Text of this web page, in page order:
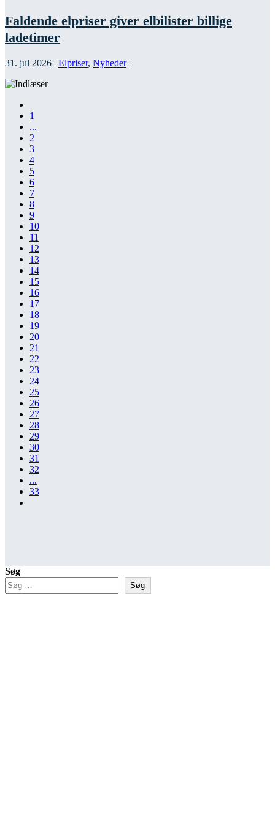
Faldende elpriser giver elbilister billige
ladetimer
31. jul 2026 | Elpriser, Nyheder|
1
...
2
3
4
5
6
7
8
9
10
11
12
13
14
15
16
17
18
19
20
21
22
23
24
25
26
27
28
29
30
31
32
...
33
Søg
Søg